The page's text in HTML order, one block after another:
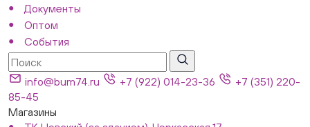
Документы
Оптом
События
info@bum74.ru +7 (922) 014-23-36
+7 (351) 220-
85-45
Магазины